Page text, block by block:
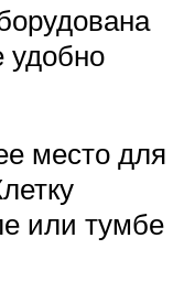
место для
или тумбе